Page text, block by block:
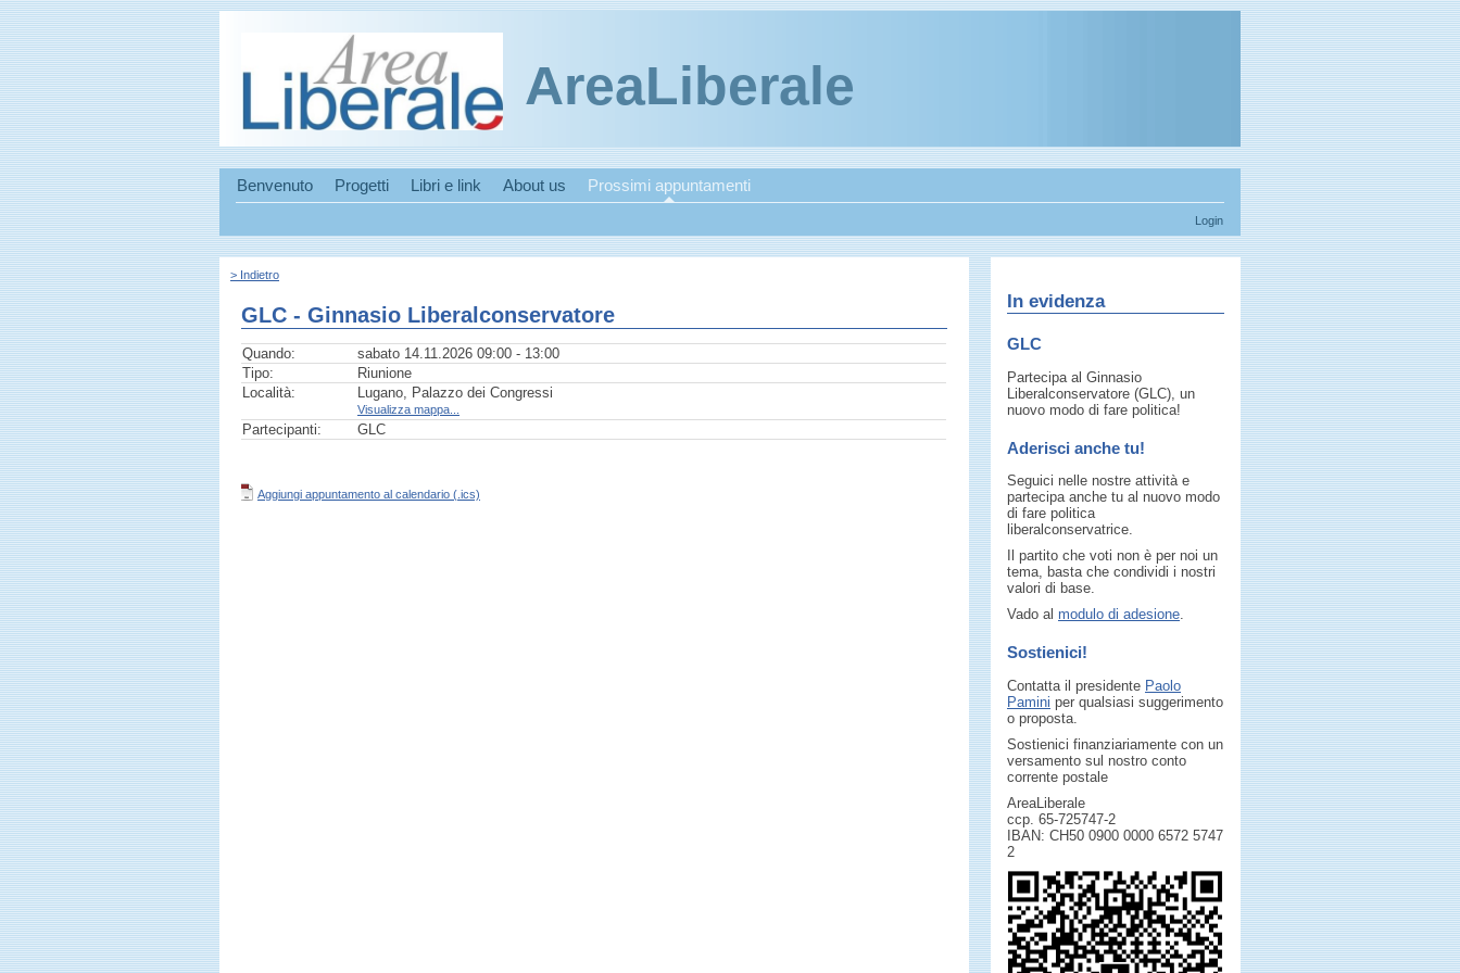
AreaLiberale
Benvenuto Progetti Libri e link About us Prossimi appuntamenti
Login
> Indietro
GLC - Ginnasio Liberalconservatore
Quando:
sabato 14.11.2026 09:00 - 13:00
Tipo:
Riunione
Località:
Lugano, Palazzo dei Congressi
Visualizza mappa...
Partecipanti: GLC
Aggiungi appuntamento al calendario (.ics)
In evidenza
GLC
Partecipa al Ginnasio
Liberalconservatore (GLC), un
nuovo modo di fare politica!
Aderisci anche tu!
Seguici nelle nostre attività e
partecipa anche tu al nuovo modo
di fare politica
liberalconservatrice.
Il partito che voti non è per noi un
tema, basta che condividi i nostri
valori di base.
Vado al modulo di adesione.
Sostienici!
Contatta il presidente Paolo
Pamini per qualsiasi suggerimento
o proposta.
Sostienici finanziariamente con un
versamento sul nostro conto
corrente postale
AreaLiberale
ccp. 65-725747-2
IBAN: CH50 0900 0000 6572 5747
2